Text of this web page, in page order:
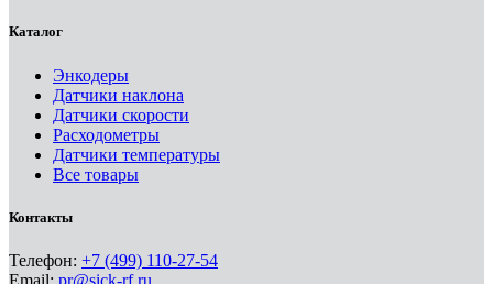
Каталог
Энкодеры
Датчики наклона
Датчики скорости
Расходометры
Датчики температуры
Все товары
Контакты
Телефон: +7 (499) 110-27-54
Email: pr@sick-rf.ru